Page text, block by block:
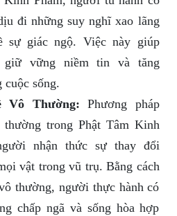
đi những suy nghĩ xao lãng
sự giác ngộ. Việc này giúp
giữ vững niềm tin và tăng
sống.
Vô Thường: Phương pháp
trong Phật Tâm Kinh
nhận thức sự thay đổi
vật trong vũ trụ. Bằng cách
thường, người thực hành có
chấp ngã và sống hòa hợp